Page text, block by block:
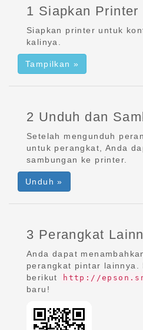
1 Siapkan Printer
Siapkan printer untuk
kalinya.
Tampilkan »
2 Unduh dan
Setelah mengunduh
untuk perangkat, Anda
sambungan ke printer.
Unduh »
3 Perangkat
Anda dapat
perangkat pintar lainnya.
berikut
http://
baru!